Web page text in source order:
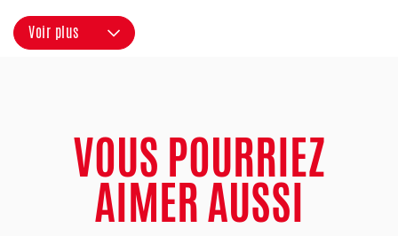
Voir plus
VOUS POURRIEZ
AIMER AUSSI